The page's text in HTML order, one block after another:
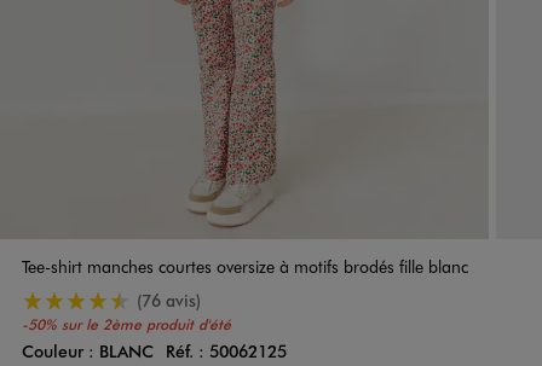
Tee-shirt manches courtes oversize à motifs brodés fille blanc
-50% sur le 2ème produit d'été
4.5/5 de moyenne
(76 avis)
Couleur
Couleur : BLANC Réf. : 50062125